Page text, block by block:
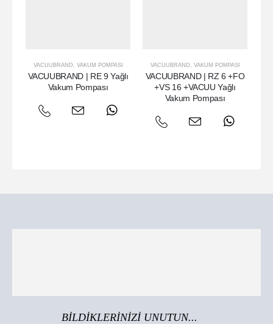
VACUUBRAND , VAKUM POMPASI
VACUUBRAND | RE 9 Yağlı
Vakum Pompası
VACUUBRAND , VAKUM POMPASI
VACUUBRAND | RZ 6 +FO
+VS 16 +VACUU Yağlı
Vakum Pompası
BİLDİKLERİNİZİ UNUTUN...